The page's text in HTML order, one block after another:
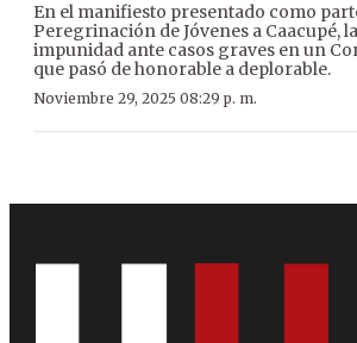
En el manifiesto presentado como
Peregrinación de Jóvenes a Caacupé,
impunidad ante casos graves en un
que pasó de honorable a deplorable.
Noviembre 29, 2025 08:29 p. m.